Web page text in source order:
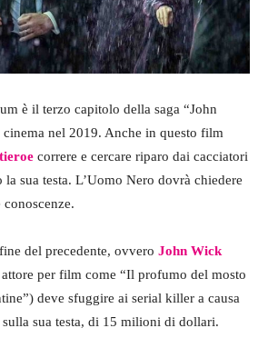
è il terzo capitolo della saga “John
nel 2019. Anche in questo film
correre e cercare riparo dai cacciatori
sua testa. L’Uomo Nero dovrà chiedere
del precedente, ovvero John Wick
per film come “Il profumo del mosto
deve sfuggire ai serial killer a causa
sua testa, di 15 milioni di dollari.